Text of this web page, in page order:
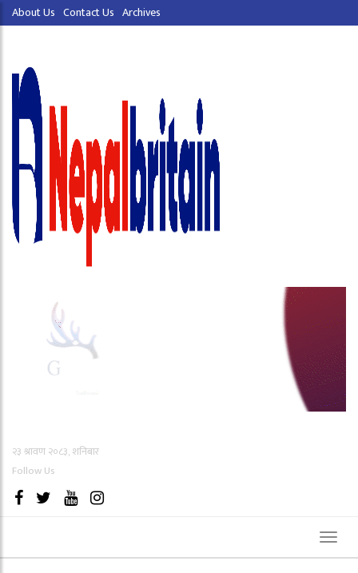
About Us Contact Us Archives
२३ श्रावण २०८३, शनिबार
Follow Us